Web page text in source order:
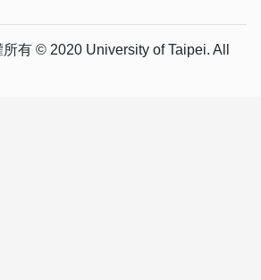
有 © 2020 University of Taipei. All